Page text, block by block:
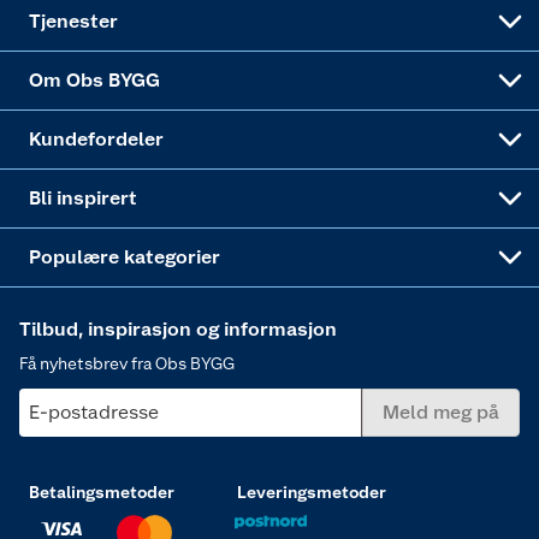
Tjenester
Om Obs BYGG
Kundefordeler
Bli inspirert
Populære kategorier
Tilbud, inspirasjon og informasjon
Få nyhetsbrev fra Obs BYGG
E-postadresse Meld meg på
Betalingsmetoder Leveringsmetoder